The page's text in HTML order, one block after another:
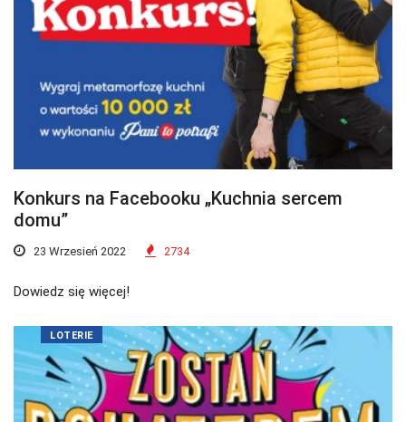
Konkurs na Facebooku „Kuchnia sercem
domu”
23 Wrzesień 2022 2734
Dowiedz się więcej!
LOTERIE